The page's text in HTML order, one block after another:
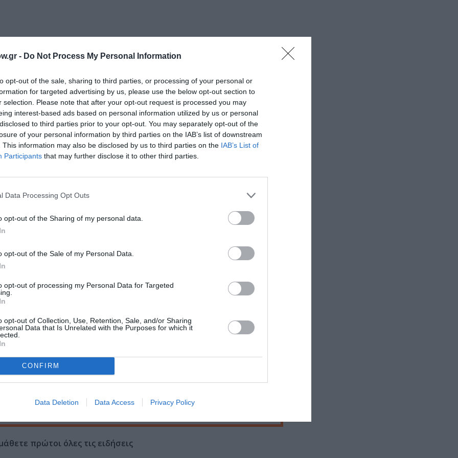
- Do Not Process My Personal Information
opt-out of the sale, sharing to third parties, or processing of your personal or
for targeted advertising by us, please use the below opt-out section to
selection. Please note that after your opt-out request is processed you may
interest-based ads based on personal information utilized by us or personal
to third parties prior to your opt-out. You may separately opt-out of the
of your personal information by third parties on the IAB’s list of downstream
This information may also be disclosed by us to third parties on the IAB’s List of
Participants that may further disclose it to other third parties.
Data Processing Opt Outs
opt-out of the Sharing of my personal data.
opt-out of the Sale of my Personal Data.
opt-out of processing my Personal Data for Targeted
opt-out of Collection, Use, Retention, Sale, and/or Sharing
Data that Is Unrelated with the Purposes for which it
CONFIRM
Data Deletion Data Access Privacy Policy
το 1944. Από το 1962 ζει και εργάζεται στην Αθήνα. Έχει εκδώσει
μεταφράσει το Άσμα Ασμάτων, τις Νεφέλες και τους Επτά επί Θήβας.
γλώσσες, ενώ στίχοι του έχουν μελοποιηθεί από γνωστούς Έλληνες
Παραλογή
για το σύνολο του ποιητικού του έργου
ως εικονογράφος παιδικών βιβλίων με πολλούς εκδοτικούς οίκους
εξωτερικό (Αμερική, Κίνα, Μεγάλη Βρετανία, Ιταλία). Παράλληλα
ενώ έχει πραγματοποιήσει δύο ατομικές. Το 2006 έγραψε
παράδοση, το Η Ηλιογέννητη κι ο Κωνσταντής. Το 2014
από τον εκδοτικό οίκο Tate Publishing and Enterprises.
13,30€, 2016
πρώτοι όλες τις ειδήσεις